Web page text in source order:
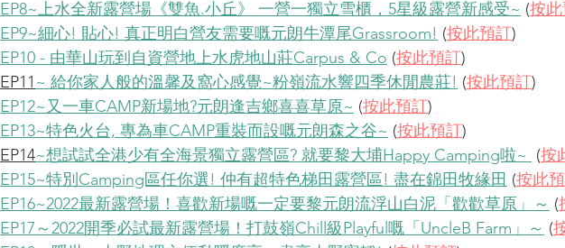
EP8~上水全新露營場《雙魚.小丘》 一營一獨立雪櫃，5星級露營新感受~ (按
EP9~細心! 貼心! 真正明白營友需要嘅元朗牛潭尾Grassroom! (按此預訂)
EP10 - 由華山玩到自資營地上水虎地山莊Carpus & Co (按此預訂)
EP11 ~ 給你家人般的溫馨及窩心感覺~粉嶺流水響四季休閒農莊! (按此預訂)
EP12~又一車CAMP新場地?元朗逢吉鄉喜喜草原~ (按此預訂)
EP13~特色火台, 專為車CAMP重裝而設嘅元朗森之谷~ (按此預訂)
EP14~想試試全港少有全海景獨立露營區? 就要黎大埔Happy Camping啦~ (按
EP15~特別Camping區任你選! 仲有超特色梯田露營區! 盡在錦田牧緣田 (按此
EP16~2022最新露營場！喜歡新場嘅一定要黎元朗流浮山白泥「歡歡草原」～ (
EP17～2022開季必試最新露營場！打鼓嶺Chill級Playful嘅「UncleB Farm」～ (